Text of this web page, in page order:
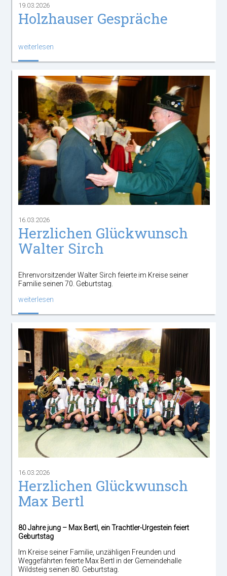
19.03.2026
Holzhauser Gespräche
weiterlesen
16.03.2026
Herzlichen Glückwunsch
Walter Sirch
Ehrenvorsitzender Walter Sirch feierte im Kreise seiner
Familie seinen 70. Geburtstag.
weiterlesen
16.03.2026
Herzlichen Glückwunsch
Max Bertl
80 Jahre jung – Max Bertl, ein Trachtler-Urgestein feiert
Geburtstag
Im Kreise seiner Familie, unzähligen Freunden und
Weggefährten feierte Max Bertl in der Gemeindehalle
Wildsteig seinen 80. Geburtstag.